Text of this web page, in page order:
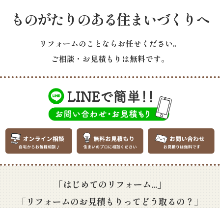
ものがたりのある住まいづくりへ
リフォームのことならお任せください。
ご相談・お見積もりは無料です。
「はじめてのリフォーム...」
「リフォームのお見積もりってどう取るの？」